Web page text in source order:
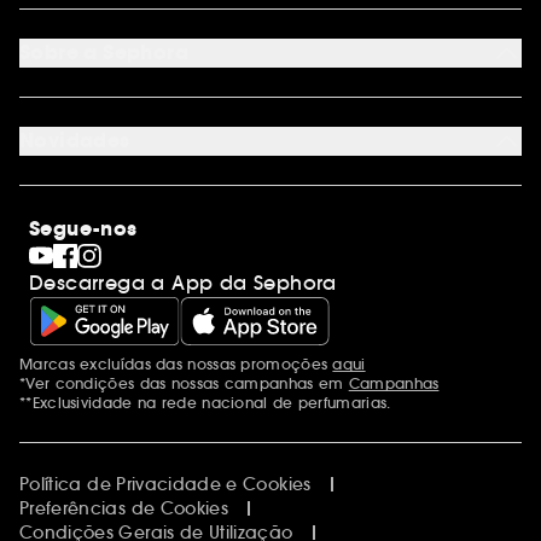
Cartão oferta físico
Cartão oferta empresas
Site Map
Seguir encomenda
Programa de Fidelidade
Juntar Sephora
Sephora Prize 2026
Internacional
Descobrir a Sephora
Código promocional Sephora
Saldos
Dia dos Namorados
Dia do Pai
Dia da Mãe
Calendários do Advento
Singles' Day
Black Friday
Cyber Monday
Blue Monday
Segue-nos
Descarrega a App da Sephora
Menções adicionais
Marcas excluídas das nossas promoçõesaqui
*Ver condições das nossas campanhas em Campanhas
**Exclusividade na rede nacional de perfumarias.
Política de Privacidade e Cookies
Preferências de Cookies
Condições Gerais de Utilização